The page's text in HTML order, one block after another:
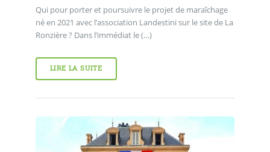
Qui pour porter et poursuivre le projet de maraîchage
né en 2021 avec l’association Landestini sur le site de La
Ronzière ? Dans l’immédiat le (…)
LIRE LA SUITE